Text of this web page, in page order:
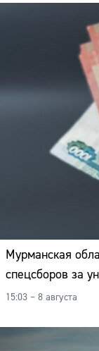
Мурманская
спецсборов за
15:03 – 8 августа